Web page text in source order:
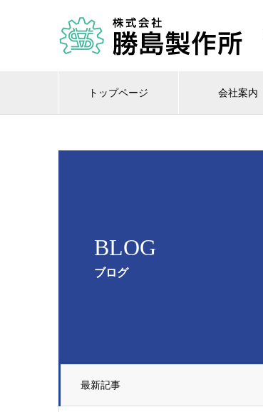
トップページ 会社案内
BLOG
ブログ
最新記事